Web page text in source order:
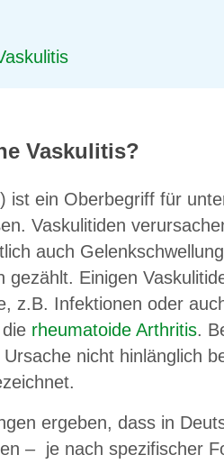
Vaskulitis?
ist ein Oberbegriff für
Vaskulitiden
auch
Einigen
z.B. Infektionen oder
rheumatoide Arthritis.
nicht hinlänglich
ergeben, dass in
– je nach spezifischer